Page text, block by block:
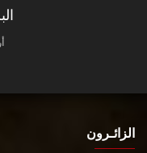
الزائـرون